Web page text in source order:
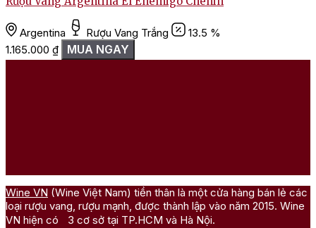
Argentina Rượu Vang Trắng
13.5 %
1.165.000 ₫ MUA NGAY
Wine VN (Wine Việt Nam) tiền thân là một cửa hàng bán lẻ các
loại rượu vang, rượu mạnh, được thành lập vào năm 2015. Wine
VN hiện có 3 cơ sở tại TP.HCM và Hà Nội.